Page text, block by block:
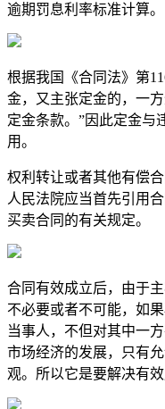
逾期罚息利率标准计算。
根据我国《合同法》第
金，又主张定金的，一
定金条款。”因此定金与
用。
权利转让或者其他有偿
人民法院应当首先引用
买卖合同的有关规定。
合同有效成立后，由于
不必要或者不可能，如
当事人，不但对其中一
市场经济的发展，只有
观。所以它是要解决有